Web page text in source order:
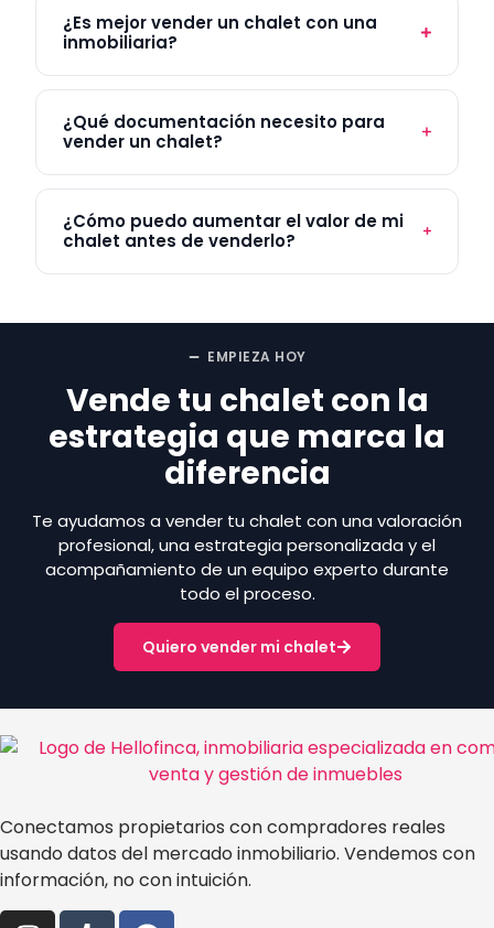
¿Es mejor vender un chalet con una
inmobiliaria?
¿Qué documentación necesito para
vender un chalet?
¿Cómo puedo aumentar el valor de mi
chalet antes de venderlo?
EMPIEZA HOY
Vende tu chalet con la
estrategia que marca la
diferencia
Te ayudamos a vender tu chalet con una valoración
profesional, una estrategia personalizada y el
acompañamiento de un equipo experto durante
todo el proceso.
Quiero vender mi chalet
Conectamos propietarios con compradores reales
usando datos del mercado inmobiliario. Vendemos con
información, no con intuición.